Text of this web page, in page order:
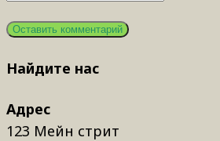
Найдите нас
Адрес
123 Мейн стрит